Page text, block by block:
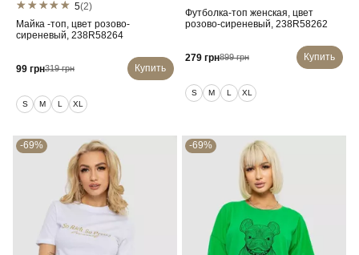
5(2)
Майка -топ, цвет розово-
сиреневый, 238R58264
99 грн319 грн Купить
S M L XL
Футболка-топ женская, цвет
розово-сиреневый, 238R58262
279 грн899 грн Купить
S M L XL
-69% -69%